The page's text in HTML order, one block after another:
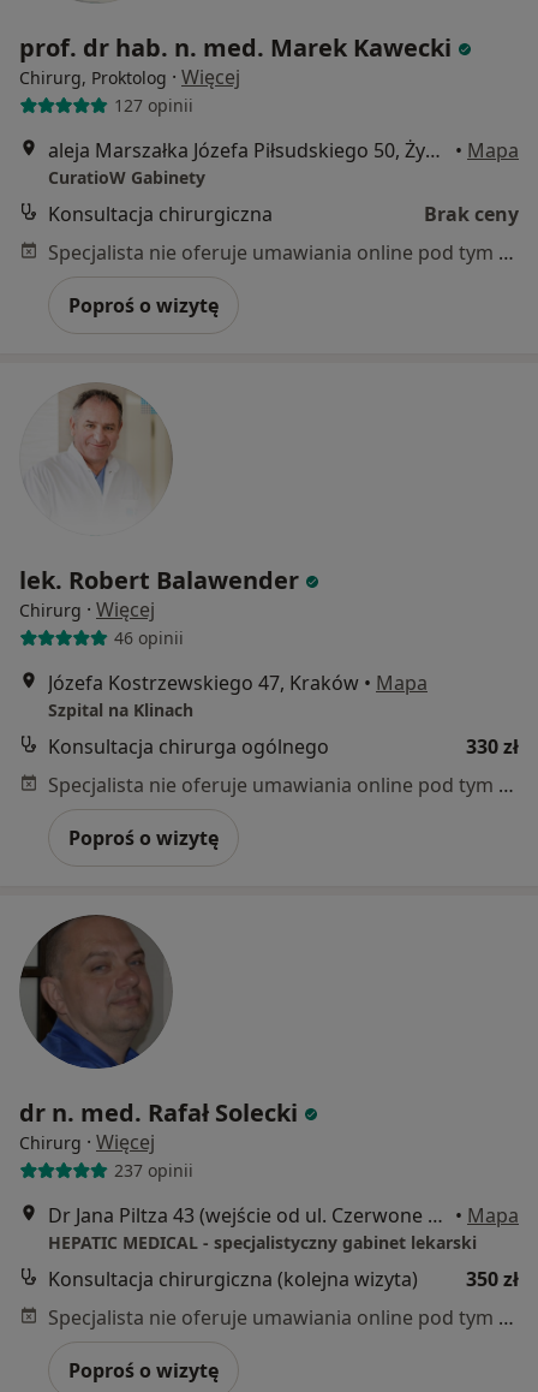
prof. dr hab. n. med. Marek Kawecki
Chirurg, Proktolog · Więcej
127 opinii
aleja Marszałka Józefa Piłsudskiego 50, Żywiec • Mapa
CuratioW Gabinety
Konsultacja chirurgiczna
Brak ceny
Specjalista nie oferuje umawiania online pod tym adresem.
Poproś o wizytę
lek. Robert Balawender
Chirurg · Więcej
46 opinii
Józefa Kostrzewskiego 47, Kraków • Mapa
Szpital na Klinach
Konsultacja chirurga ogólnego
330 zł
Specjalista nie oferuje umawiania online pod tym adresem.
Poproś o wizytę
dr n. med. Rafał Solecki
Chirurg · Więcej
237 opinii
Dr Jana Piltza 43 (wejście od ul. Czerwone Maki ), Kraków • Mapa
HEPATIC MEDICAL - specjalistyczny gabinet lekarski
Konsultacja chirurgiczna (kolejna wizyta)
350 zł
Specjalista nie oferuje umawiania online pod tym adresem.
Poproś o wizytę